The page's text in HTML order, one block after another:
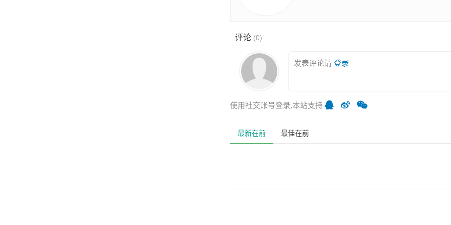
评论 (0)
发表评论请 登录
使用社交账号登录,本站支持
最新在前 最佳在前